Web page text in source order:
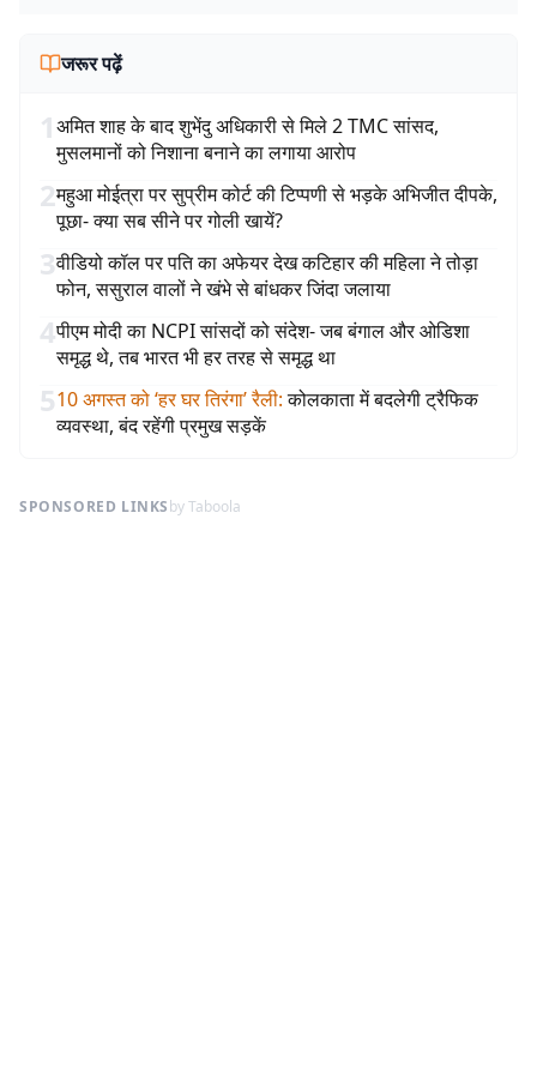
जरूर पढ़ें
1अमित शाह के बाद शुभेंदु अधिकारी से मिले 2 TMC सांसद,
मुसलमानों को निशाना बनाने का लगाया आरोप
2महुआ मोईत्रा पर सुप्रीम कोर्ट की टिप्पणी से भड़के अभिजीत दीपके,
पूछा- क्या सब सीने पर गोली खायें?
3वीडियो कॉल पर पति का अफेयर देख कटिहार की महिला ने तोड़ा
फोन, ससुराल वालों ने खंभे से बांधकर जिंदा जलाया
4पीएम मोदी का NCPI सांसदों को संदेश- जब बंगाल और ओडिशा
समृद्ध थे, तब भारत भी हर तरह से समृद्ध था
510 अगस्त को ‘हर घर तिरंगा’ रैली: कोलकाता में बदलेगी ट्रैफिक
व्यवस्था, बंद रहेंगी प्रमुख सड़कें
SPONSORED LINKSby Taboola